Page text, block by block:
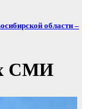
области –